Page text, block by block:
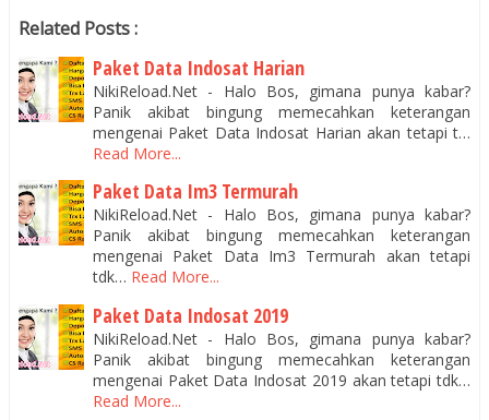
Related Posts :
Paket Data Indosat Harian
NikiReload.Net - Halo Bos, gimana punya kabar?
Panik akibat bingung memecahkan keterangan
mengenai Paket Data Indosat Harian akan tetapi t…
Read More...
Paket Data Im3 Termurah
NikiReload.Net - Halo Bos, gimana punya kabar?
Panik akibat bingung memecahkan keterangan
mengenai Paket Data Im3 Termurah akan tetapi
tdk… Read More...
Paket Data Indosat 2019
NikiReload.Net - Halo Bos, gimana punya kabar?
Panik akibat bingung memecahkan keterangan
mengenai Paket Data Indosat 2019 akan tetapi tdk…
Read More...